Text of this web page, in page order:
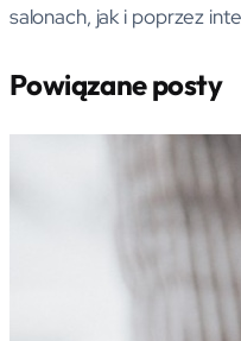
salonach, jak i poprzez
Powiązane posty